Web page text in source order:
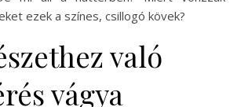
ezek a színes, csillogó kövek?
való
vágya